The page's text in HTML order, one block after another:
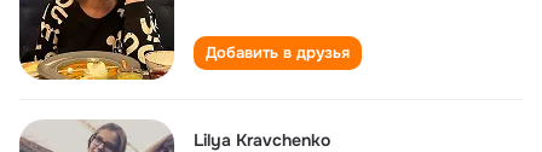
Добавить в друзья
Lilya Kravchenko